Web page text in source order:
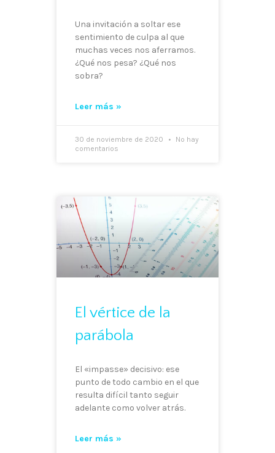
Una invitación a soltar ese
sentimiento de culpa al que
muchas veces nos aferramos.
¿Qué nos pesa? ¿Qué nos
sobra?
Leer más »
30 de noviembre de 2020
No hay
comentarios
El vértice de la
parábola
El «impasse» decisivo: ese
punto de todo cambio en el que
resulta difícil tanto seguir
adelante como volver atrás.
Leer más »